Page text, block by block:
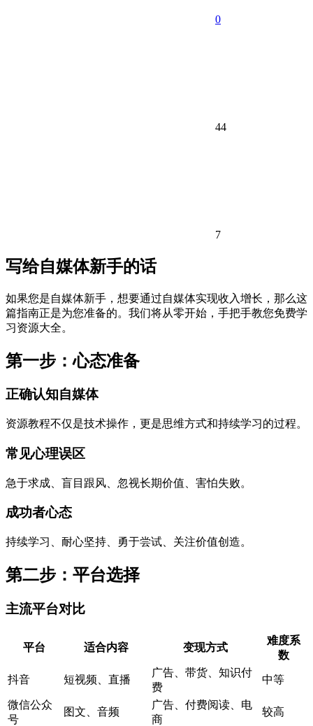
0
44
7
写给自媒体新手的话
如果您是自媒体新手，想要通过自媒体实现收入增长，那么这
篇指南正是为您准备的。我们将从零开始，手把手教您免费学
习资源大全。
第一步：心态准备
正确认知自媒体
资源教程不仅是技术操作，更是思维方式和持续学习的过程。
常见心理误区
急于求成、盲目跟风、忽视长期价值、害怕失败。
成功者心态
持续学习、耐心坚持、勇于尝试、关注价值创造。
第二步：平台选择
主流平台对比
平台 适合内容 变现方式
难度系
数
抖音 短视频、直播
广告、带货、知识付
费
中等
微信公众
号
图文、音频
广告、付费阅读、电
商
较高